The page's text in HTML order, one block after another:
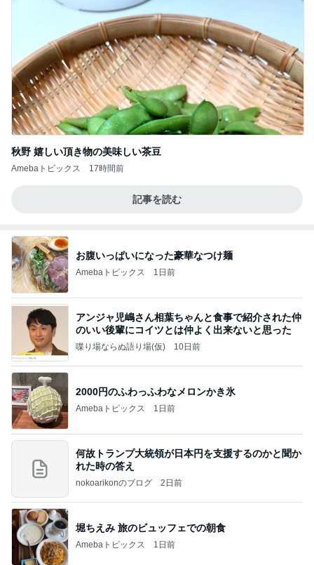
秋野 嬉しい頂き物の美味しい茶豆
Amebaトピックス 17時間前
記事を読む
お腹いっぱいになった豪華なつけ麺
Amebaトピックス 1日前
アンジャ児嶋さん相葉ちゃんと食事で紹介された仲
のいい後輩にコイツとは仲よく出来ないと思った
喋り場ならぬ語り場(仮) 10日前
2000円のふわっふわなメロンかき氷
Amebaトピックス 1日前
何故トランプ大統領が日本円を支援するのかと聞か
れた時の答え
nokoarikonのブログ 2日前
堀ちえみ 旅のビュッフェでの朝食
Amebaトピックス 1日前